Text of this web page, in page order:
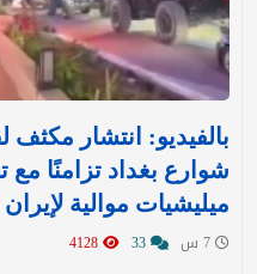
بالفيديو: انتشار مكثف
شوارع بغداد تزامنًا مع
ميليشيات موالية